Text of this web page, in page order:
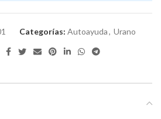
Categorías: Autoayuda, Urano